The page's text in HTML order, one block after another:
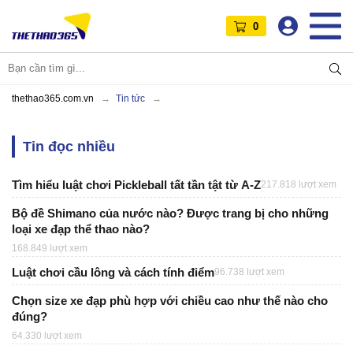
0
thethao365.com.vn Tin tức
Tin đọc nhiều
Tìm hiểu luật chơi Pickleball tất tần tật từ A-Z217.818 lượt xem
Bộ đề Shimano của nước nào? Được trang bị cho những
loại xe đạp thể thao nào?
168.849 lượt xem
Luật chơi cầu lông và cách tính điểm96.738 lượt xem
Chọn size xe đạp phù hợp với chiều cao như thế nào cho
đúng?
64.330 lượt xem